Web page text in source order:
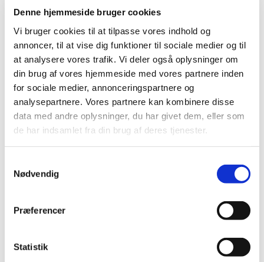
Denne hjemmeside bruger cookies
Vi bruger cookies til at tilpasse vores indhold og
annoncer, til at vise dig funktioner til sociale medier og til
at analysere vores trafik. Vi deler også oplysninger om
din brug af vores hjemmeside med vores partnere inden
for sociale medier, annonceringspartnere og
analysepartnere. Vores partnere kan kombinere disse
data med andre oplysninger, du har givet dem, eller som
de har indsamlet fra din brug af deres tjenester.
Nødvendig
Præferencer
Statistik
10.00 - 16.00
Brorsonhus, Kirkepladsen 2, 6270 Tønder
Telefon:74 72 20 80
Email:toender.sogn@km.dk